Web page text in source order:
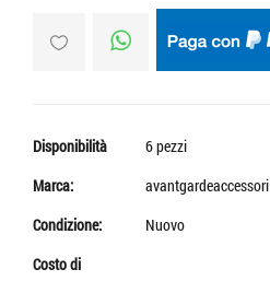
Disponibilità
6 pezzi
Marca:
avantgardeaccessori
Condizione:
Nuovo
Costo di